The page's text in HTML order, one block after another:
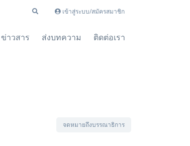
เข้าสู่ระบบ/สมัครสมาชิก
ข่าวสาร ส่งบทความ ติดต่อเรา
จดหมายถึงบรรณาธิการ